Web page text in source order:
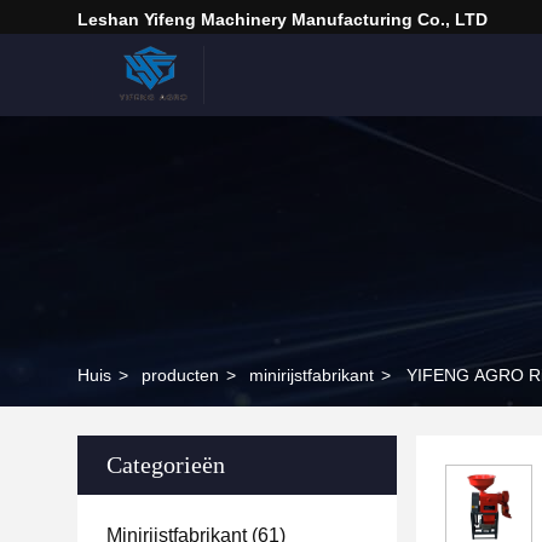
Leshan Yifeng Machinery Manufacturing Co., LTD
Huis > producten > minirijstfabrikant > YIFENG AGRO
Categorieën
Minirijstfabrikant(61)